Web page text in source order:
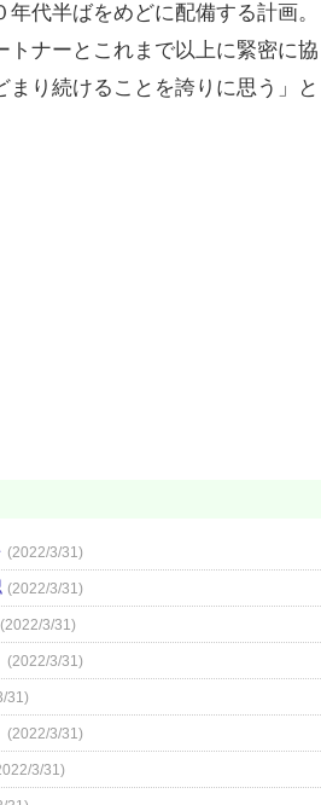
代半ばをめどに配備する計画。
トナーとこれまで以上に緊密に協
り続けることを誇りに思う」と
(2022/3/31)
(2022/3/31)
(2022/3/31)
(2022/3/31)
31)
(2022/3/31)
3/31)